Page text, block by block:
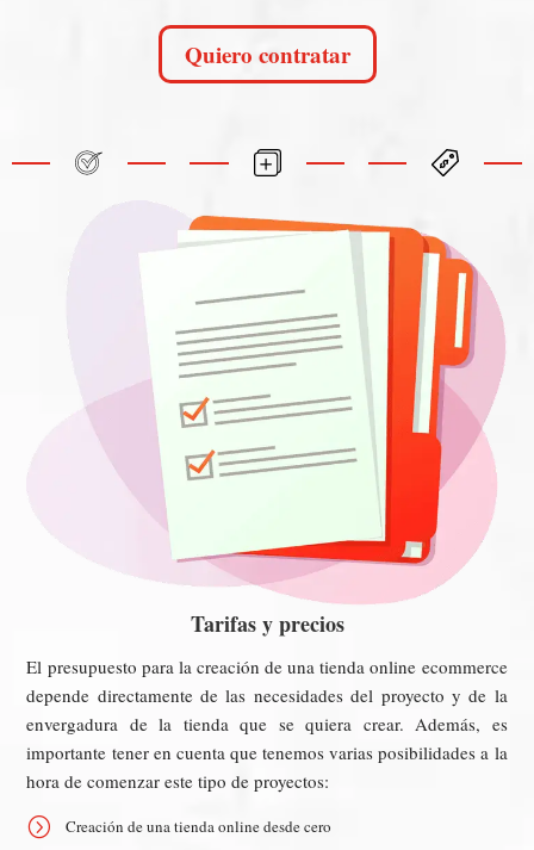
Quiero contratar
Tarifas y precios
El presupuesto para la creación de una tienda online ecommerce
depende directamente de las necesidades del proyecto y de la
envergadura de la tienda que se quiera crear. Además, es
importante tener en cuenta que tenemos varias posibilidades a la
hora de comenzar este tipo de proyectos:
=
Creación de una tienda online desde cero